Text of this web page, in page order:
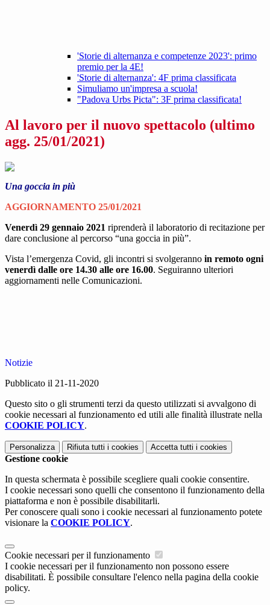
'Storie di alternanza e competenze 2023': primo
premio per la 4E!
'Storie di alternanza': 4F prima classificata
Simuliamo un'impresa a scuola!
"Padova Urbs Picta": 3F prima classificata!
Al lavoro per il nuovo spettacolo (ultimo
agg. 25/01/2021)
Una goccia in più
AGGIORNAMENTO 25/01/2021
Venerdì 29 gennaio 2021 riprenderà il laboratorio di recitazione per
dare conclusione al percorso “una goccia in più”.
Vista l’emergenza Covid, gli incontri si svolgeranno in remoto ogni
venerdì dalle ore 14.30 alle ore 16.00. Seguiranno ulteriori
aggiornamenti nelle Comunicazioni.
Notizie
Pubblicato il 21-11-2020
Questo sito o gli strumenti terzi da questo utilizzati si avvalgono di
cookie necessari al funzionamento ed utili alle finalità illustrate nella
COOKIE POLICY.
Personalizza Rifiuta tutti i cookies Accetta tutti i cookies
Gestione cookie
In questa schermata è possibile scegliere quali cookie consentire.
I cookie necessari sono quelli che consentono il funzionamento della
piattaforma e non è possibile disabilitarli.
Per conoscere quali sono i cookie necessari al funzionamento potete
visionare la COOKIE POLICY.
Cookie necessari per il funzionamento
I cookie necessari per il funzionamento non possono essere
disabilitati. È possibile consultare l'elenco nella pagina della cookie
policy.